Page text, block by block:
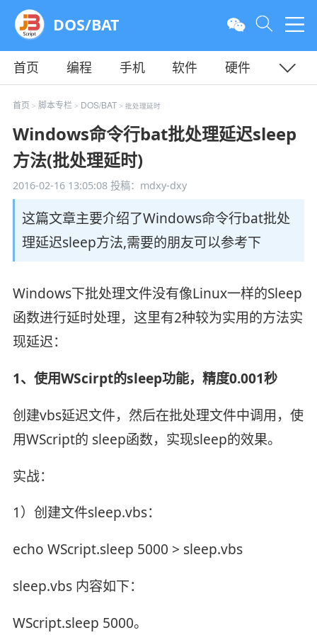
DOS/BAT
首页 编程 手机 软件
硬件
教程
平面 服务器
首页 > 脚本专栏> DOS/BAT > 批处理延时
Windows命令行bat批处理延迟sleep
方法(批处理延时)
2016-02-16 13:05:08投稿：mdxy-dxy
这篇文章主要介绍了Windows命令行bat批处
理延迟sleep方法,需要的朋友可以参考下
Windows下批处理文件没有像Linux一样的Sleep
函数进行延时处理，这里有2种较为实用的方法实
现延迟：
1、使用WScirpt的sleep功能，精度0.001秒
创建vbs延迟文件，然后在批处理文件中调用，使
用WScript的 sleep函数，实现sleep的效果。
实战：
1）创建文件sleep.vbs：
echo WScript.sleep 5000 > sleep.vbs
sleep.vbs 内容如下：
WScript.sleep 5000。